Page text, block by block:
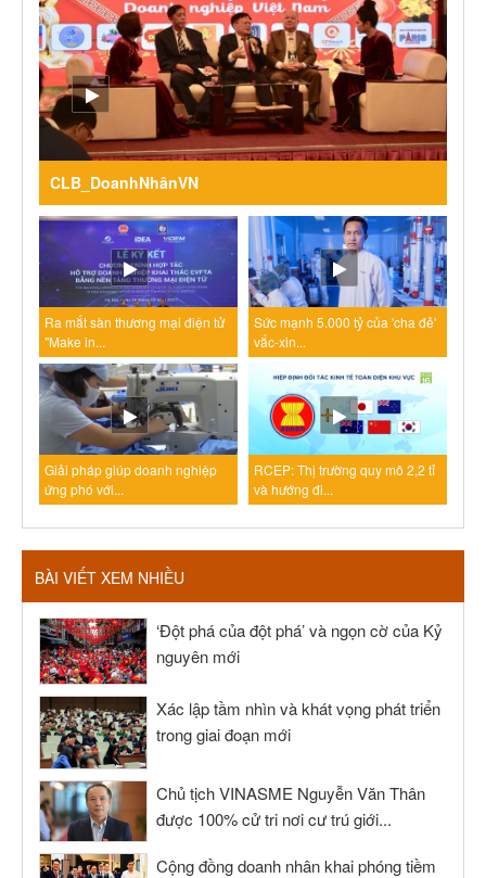
CLB_DoanhNhânVN
Ra mắt sàn thương mại điện tử
"Make in...
Sức mạnh 5.000 tỷ của 'cha đẻ'
vắc-xin...
Giải pháp giúp doanh nghiệp
ứng phó với...
RCEP: Thị trường quy mô 2,2 tỉ
và hướng đi...
BÀI VIẾT XEM NHIỀU
‘Đột phá của đột phá’ và ngọn cờ của Kỷ
nguyên mới
Xác lập tầm nhìn và khát vọng phát triển
trong giai đoạn mới
Chủ tịch VINASME Nguyễn Văn Thân
được 100% cử tri nơi cư trú giới...
Cộng đồng doanh nhân khai phóng tiềm